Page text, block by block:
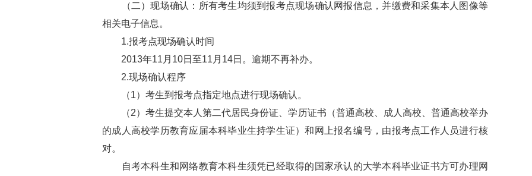
（二）现场确认：所有考生均须到报考点现场确认网报信息，并缴费和采集本人图像等
相关电子信息。
1.报考点现场确认时间
2013年11月10日至11月14日。逾期不再补办。
2.现场确认程序
（1）考生到报考点指定地点进行现场确认。
（2）考生提交本人第二代居民身份证、学历证书（普通高校、成人高校、普通高校举办
的成人高校学历教育应届本科毕业生持学生证）和网上报名编号，由报考点工作人员进行核
对。
自考本科生和网络教育本科生须凭已经取得的国家承认的大学本科毕业证书方可办理网